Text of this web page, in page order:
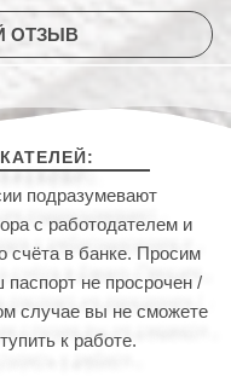
ОТЗЫВ
подразумевают
с работодателем и
счёта в банке. Просим
не просрочен /
случае вы не сможете
к работе.